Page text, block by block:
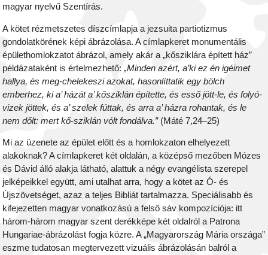
magyar nyelvű Szentírás.
A kötet rézmetszetes díszcímlapja a jezsuita partiotizmus
gondolatkörének képi ábrázolása. A címlapkeret monumentális
épülethomlokzatot ábrázol, amely akár a „kősziklára épített ház”
példázataként is értelmezhető:„Minden azért, a’ki ez én igéimet
hallya, és meg-chelekeszi azokat, hasonlíttatik egy bölch
emberhez, ki a’ házát a’ kősziklán építette, és esső jött-le, és folyó-
vizek jöttek, és a’ szelek fúttak, és arra a’ házra rohantak, és le
nem dőlt: mert kő-sziklán vólt fondálva.”(Máté 7,24–25)
Mi az üzenete az épület előtt és a homlokzaton elhelyezett
alakoknak? A címlapkeret két oldalán, a középső mezőben Mózes
és Dávid álló alakja látható, alattuk a négy evangélista szerepel
jelképeikkel együtt, ami utalhat arra, hogy a kötet az Ó- és
Újszövetséget, azaz a teljes Bibliát tartalmazza. Speciálisabb és
kifejezetten magyar vonatkozású a felső sáv kompozíciója: itt
három-három magyar szent derékképe két oldalról a Patrona
Hungariae-ábrázolást fogja közre. A „Magyarország Mária országa”
eszme tudatosan megtervezett vizuális ábrázolásán balról a